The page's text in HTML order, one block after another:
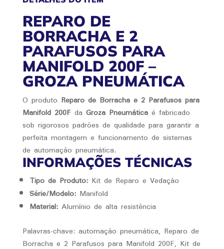
REPARO DE
BORRACHA E 2
PARAFUSOS PARA
MANIFOLD 200F –
GROZA PNEUMÁTICA
O produto Reparo de Borracha e 2 Parafusos para
Manifold 200F da Groza Pneumáticaé fabricado
sob rigorosos padrões de qualidade para garantir a
perfeita montagem e funcionamento de sistemas
de automação pneumática.
INFORMAÇÕES TÉCNICAS
Tipo de Produto:Kit de Reparo e Vedação
Série/Modelo:Manifold
Material:Alumínio de alta resistência
Palavras-chave: automação pneumática, Reparo de
Borracha e 2 Parafusos para Manifold 200F, Kit de